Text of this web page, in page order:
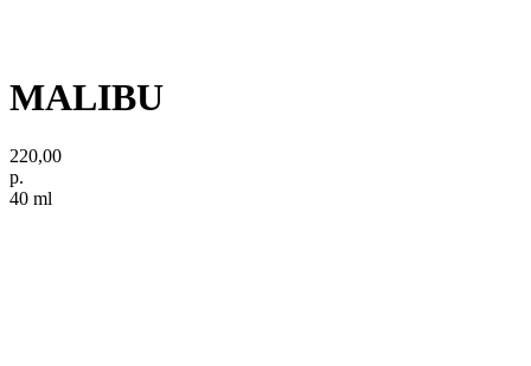
MALIBU
220,00
р.
40 ml